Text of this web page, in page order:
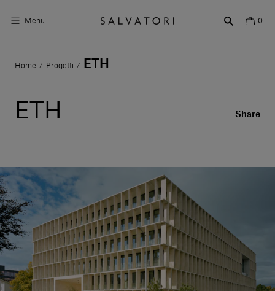
Menu 0
Superfici
Shop the Look
Storie di Design
Chi siamo
Vieni a trovarci
Servizi al cliente
Home / Progetti / ETH
ETH Share